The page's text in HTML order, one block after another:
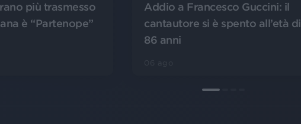
più trasmesso
è “Partenope”
Addio a Francesco Guccini: il
cantautore si è spento all’età di
86 anni